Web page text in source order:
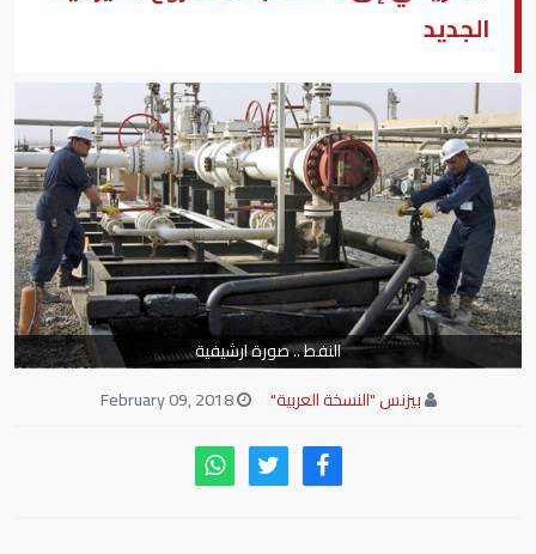
الجديد
النفط .. صورة ارشيفية
بيزنس "النسخة العربية"
February 09, 2018